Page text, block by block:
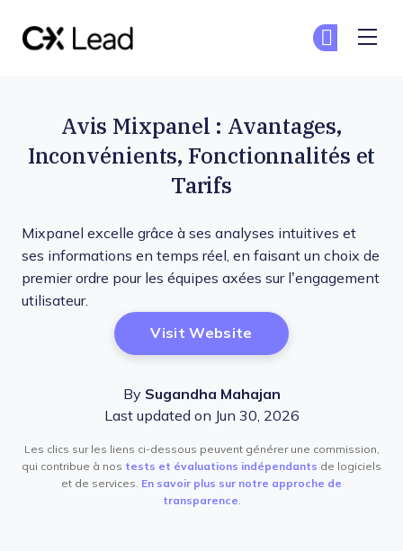
Avis Mixpanel : Avantages,
Inconvénients, Fonctionnalités et
Tarifs
Mixpanel excelle grâce à ses analyses intuitives et
ses informations en temps réel, en faisant un choix de
premier ordre pour les équipes axées sur l’engagement
utilisateur.
Visit Website Opens New Window
By Sugandha Mahajan
Last updated on Jun 30, 2026
Les clics sur les liens ci-dessous peuvent générer une commission,
qui contribue à nos tests et évaluations indépendants de logiciels
et de services. En savoir plus sur notre approche de
transparence.